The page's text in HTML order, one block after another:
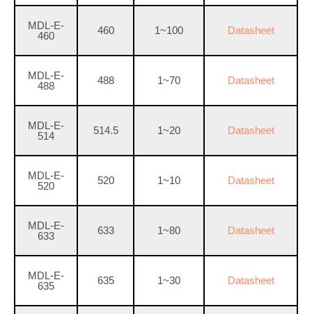
MDL-E-
460
460 1~100 Datasheet
MDL-E-
488
488 1~70 Datasheet
MDL-E-
514
514.5 1~20 Datasheet
MDL-E-
520
520 1~10 Datasheet
MDL-E-
633
633 1~80 Datasheet
MDL-E-
635
635 1~30 Datasheet